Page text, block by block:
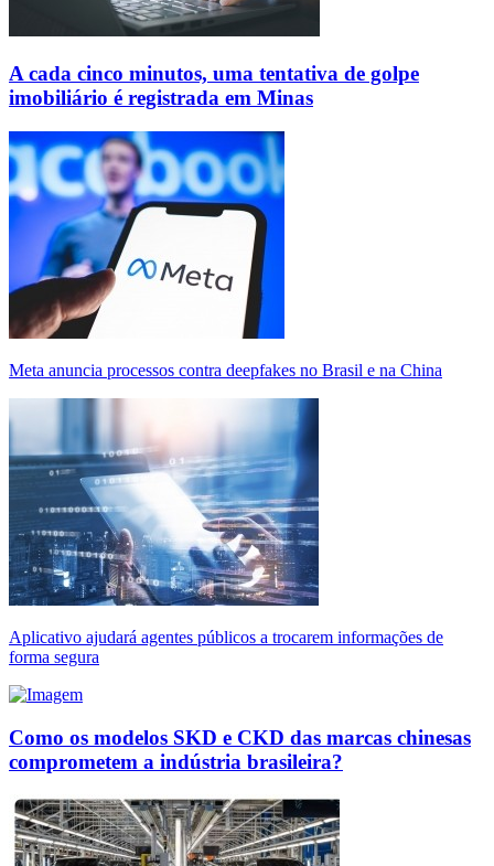
A cada cinco minutos, uma tentativa de golpe
imobiliário é registrada em Minas
Meta anuncia processos contra deepfakes no Brasil e na China
Aplicativo ajudará agentes públicos a trocarem informações de
forma segura
Como os modelos SKD e CKD das marcas chinesas
comprometem a indústria brasileira?